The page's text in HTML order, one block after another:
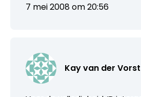
7 mei 2008 om 20:56
Kay van der Vorst